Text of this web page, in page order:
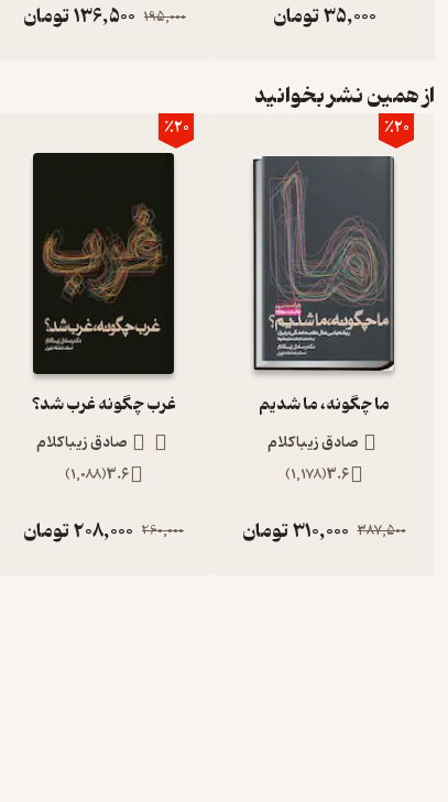
35,000تومان 195,000
136,500تومان
از همین نشر بخوانید
٪20
ما چگونه، ما شدیم
صادق زیباکلام
3.6
(
1,178
)
387,500
310,000تومان
٪20
غرب چگونه غرب شد؟
صادق زیباکلام
3.6
(
1,088
)
260,000
208,000تومان